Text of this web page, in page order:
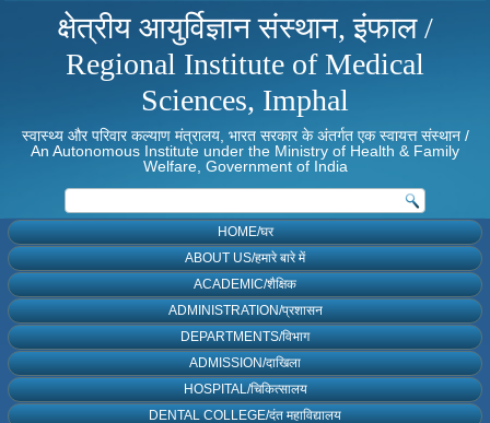
क्षेत्रीय आयुर्विज्ञान संस्थान, इंफाल /
Regional Institute of Medical
Sciences, Imphal
स्वास्थ्य और परिवार कल्याण मंत्रालय, भारत सरकार के अंतर्गत एक स्वायत्त संस्थान /
An Autonomous Institute under the Ministry of Health & Family
Welfare, Government of India
HOME/घर
ABOUT US/हमारे बारे में
ACADEMIC/शैक्षिक
ADMINISTRATION/प्रशासन
DEPARTMENTS/विभाग
ADMISSION/दाखिला
HOSPITAL/चिकित्सालय
DENTAL COLLEGE/दंत महाविद्यालय